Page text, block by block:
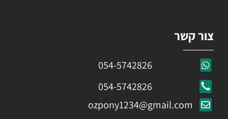
צור קשר
054-5742826
054-5742826
ozpony1234@gmail.com